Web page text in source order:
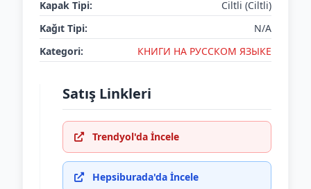
Kapak Tipi:
Ciltli (Ciltli)
Kağıt Tipi:
N/A
Kategori:
КНИГИ НА РУССКОМ ЯЗЫКЕ
Satış Linkleri
Trendyol'da İncele
Hepsiburada'da İncele